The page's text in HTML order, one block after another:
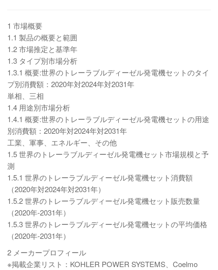
1 市場概要
1.1 製品の概要と範囲
1.2 市場推定と基準年
1.3 タイプ別市場分析
1.3.1 概要:世界のトレーラブルディーゼル発電機セットのタイ
プ別消費額：2020年対2024年対2031年
単相、三相
1.4 用途別市場分析
1.4.1 概要:世界のトレーラブルディーゼル発電機セットの用途
別消費額：2020年対2024年対2031年
工業、軍事、エネルギー、その他
1.5 世界のトレーラブルディーゼル発電機セット市場規模と予
測
1.5.1 世界のトレーラブルディーゼル発電機セット消費額
（2020年対2024年対2031年）
1.5.2 世界のトレーラブルディーゼル発電機セット販売数量
（2020年-2031年）
1.5.3 世界のトレーラブルディーゼル発電機セットの平均価格
（2020年-2031年）
2 メーカープロフィール
※掲載企業リスト：KOHLER POWER SYSTEMS、Coelmo